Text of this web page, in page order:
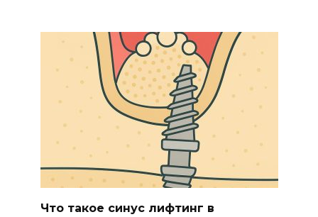
Что такое синус лифтинг в